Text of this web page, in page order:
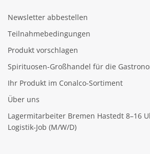
Newsletter abbestellen
Teilnahmebedingungen
Produkt vorschlagen
Spirituosen-Großhandel für die
Ihr Produkt im Conalco-Sortiment
Über uns
Lagermitarbeiter Bremen Hastedt 8–16
Logistik-Job (M/W/D)